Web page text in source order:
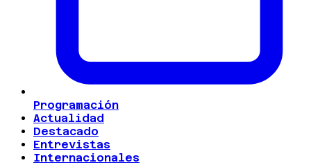
Programación
Actualidad
Destacado
Entrevistas
Internacionales